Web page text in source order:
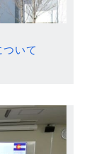
いて